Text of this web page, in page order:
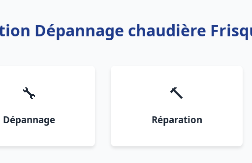
Dépannage chaudière
🔧
Dépannage
🔨
Réparation